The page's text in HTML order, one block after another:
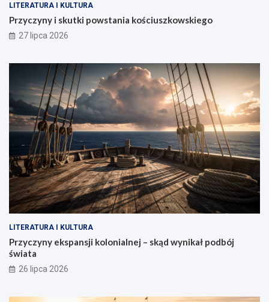
LITERATURA I KULTURA
Przyczyny i skutki powstania kościuszkowskiego
27 lipca 2026
LITERATURA I KULTURA
Przyczyny ekspansji kolonialnej – skąd wynikał podbój
świata
26 lipca 2026